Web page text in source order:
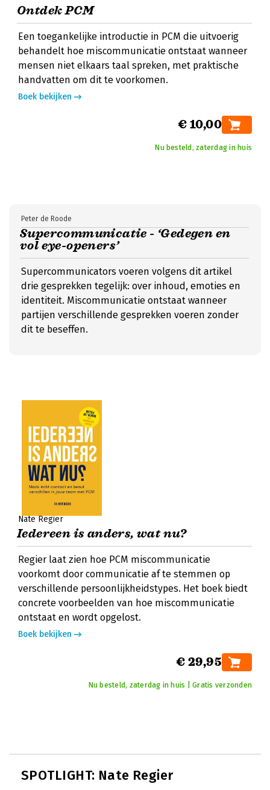
Ontdek PCM
Een toegankelijke introductie in PCM die uitvoerig
behandelt hoe miscommunicatie ontstaat wanneer
mensen niet elkaars taal spreken, met praktische
handvatten om dit te voorkomen.
Boek bekijken
€ 10,00
Nu besteld, zaterdag in huis
Supercommunicatie - ‘Gedegen en
vol eye-openers’
Peter de Roode
Supercommunicators voeren volgens dit artikel
drie gesprekken tegelijk: over inhoud, emoties en
identiteit. Miscommunicatie ontstaat wanneer
partijen verschillende gesprekken voeren zonder
dit te beseffen.
Nate Regier
Iedereen is anders, wat nu?
Regier laat zien hoe PCM miscommunicatie
voorkomt door communicatie af te stemmen op
verschillende persoonlijkheidstypes. Het boek biedt
concrete voorbeelden van hoe miscommunicatie
ontstaat en wordt opgelost.
Boek bekijken
€ 29,95
Nu besteld, zaterdag in huis | Gratis verzonden
SPOTLIGHT: Nate Regier